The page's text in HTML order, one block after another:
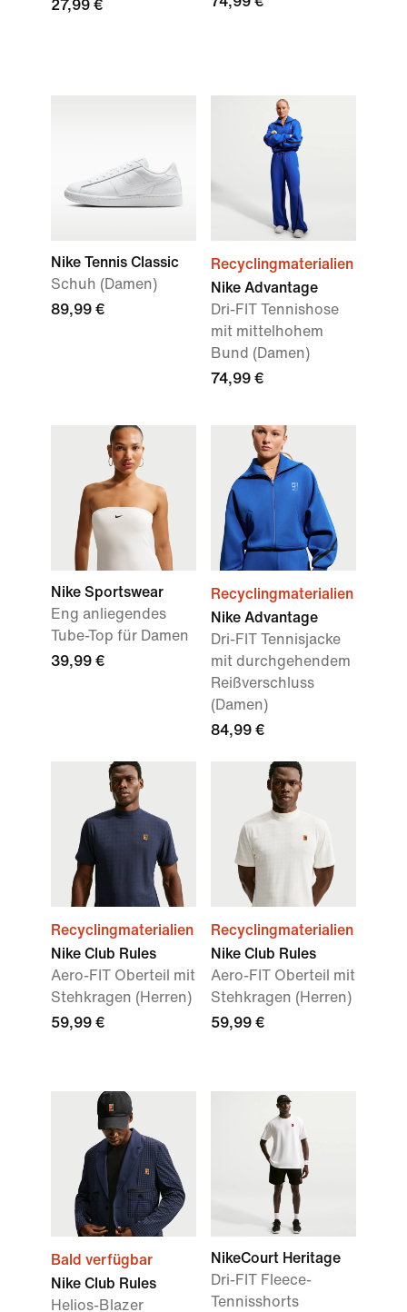
27,99 €
Nike Tennis Classic
Schuh (Damen)
89,99 €
Recyclingmaterialien
Nike Advantage
Dri-FIT Tennishose
mit mittelhohem
Bund (Damen)
74,99 €
Nike Sportswear
Eng anliegendes
Tube-Top für Damen
39,99 €
Recyclingmaterialien
Nike Advantage
Dri-FIT Tennisjacke
mit durchgehendem
Reißverschluss
(Damen)
84,99 €
Recyclingmaterialien
Nike Club Rules
Aero-FIT Oberteil mit
Stehkragen (Herren)
59,99 €
Recyclingmaterialien
Nike Club Rules
Aero-FIT Oberteil mit
Stehkragen (Herren)
59,99 €
Bald verfügbar
Nike Club Rules
Helios-Blazer
NikeCourt Heritage
Dri-FIT Fleece-
Tennisshorts